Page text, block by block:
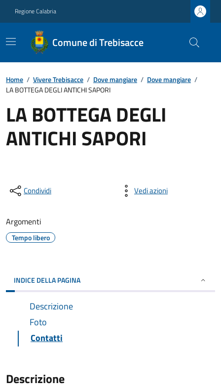
Regione Calabria
Comune di Trebisacce
Home / Vivere Trebisacce / Dove mangiare / Dove mangiare /
LA BOTTEGA DEGLI ANTICHI SAPORI
LA BOTTEGA DEGLI
ANTICHI SAPORI
Condividi Vedi azioni
Argomenti
Tempo libero
INDICE DELLA PAGINA
Descrizione
Foto
Contatti
Descrizione